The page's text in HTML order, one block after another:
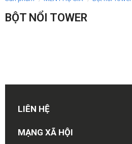
BỘT NỔI TOWER
LIÊN HỆ
MẠNG XÃ HỘI